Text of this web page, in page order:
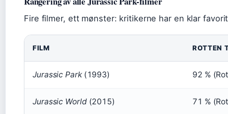
Fire filmer, ett mønster: kritikerne har en klar
FILM ROTTEN
Jurassic Park(1993) 92 %
Jurassic World(2015) 71 %